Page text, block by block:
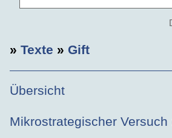
» Texte » Gift
Übersicht
Mikrostrategischer Versuch